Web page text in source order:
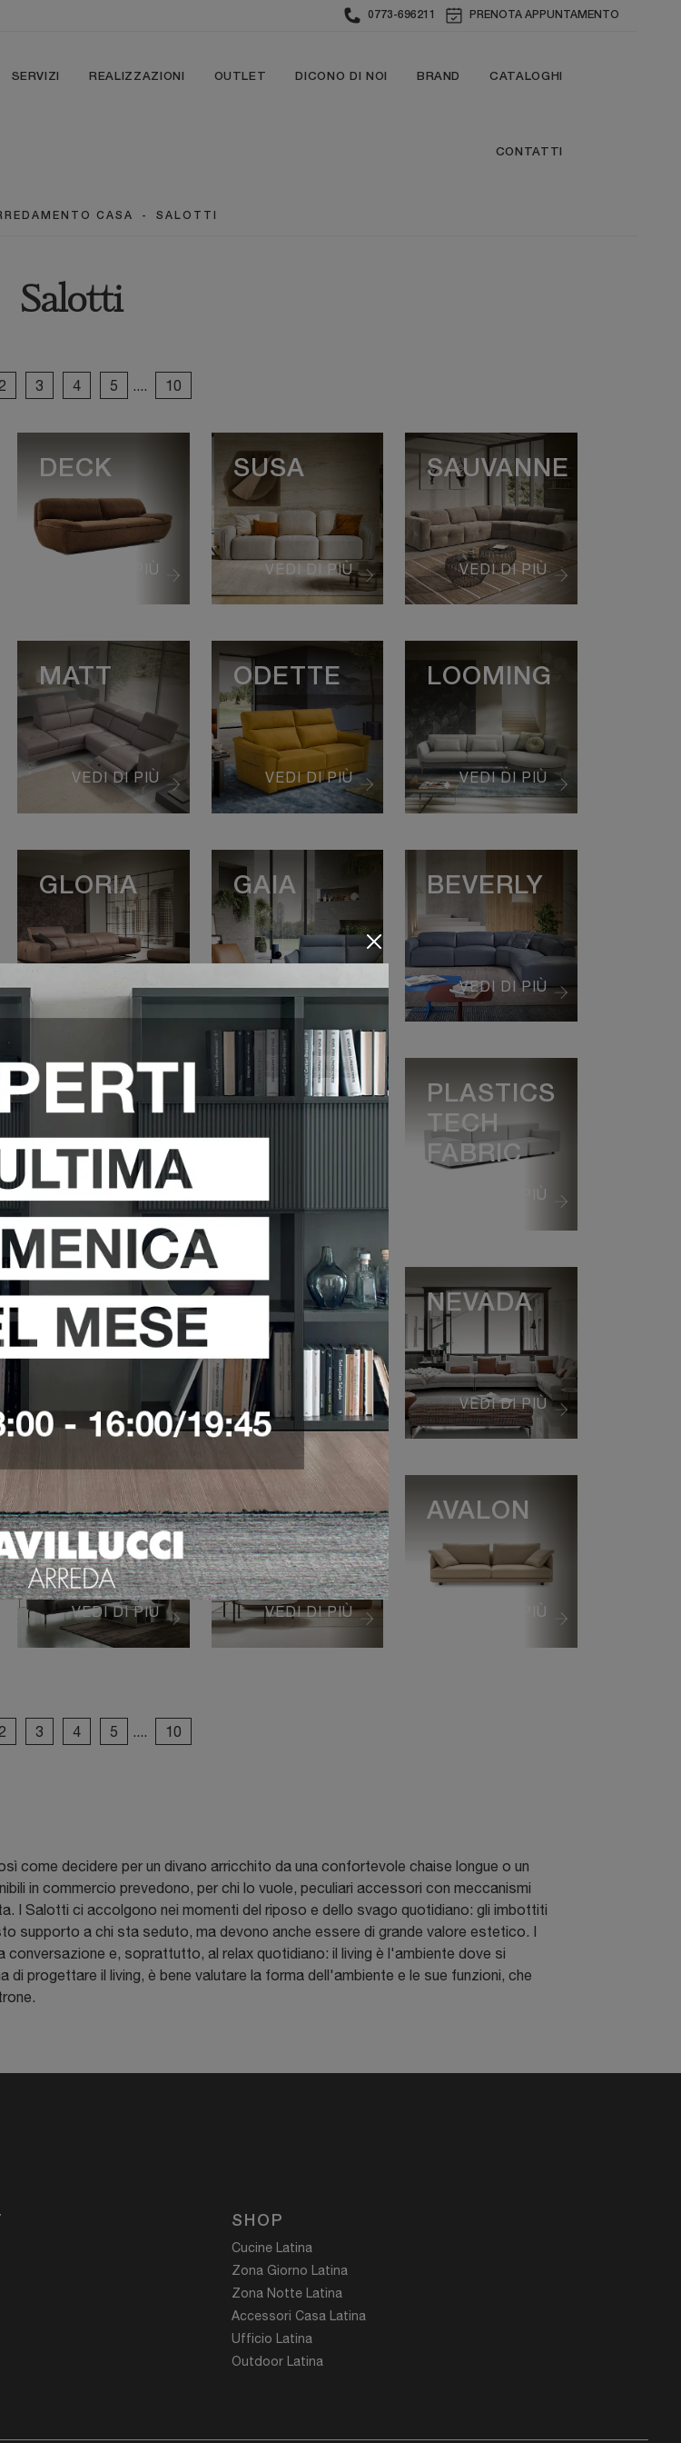
0773-696211 PRENOTA APPUNTAMENTO
SERVIZI REALIZZAZIONI OUTLET DICONO DI NOI BRAND CATALOGHI
CONTATTI
CASA - SALOTTI
Salotti
3 4 5 .... 10
VEDI DI PIÙ
DECK
VEDI DI PIÙ
SUSA
VEDI DI PIÙ
SAUVANNE
VEDI DI PIÙ
MATT
VEDI DI PIÙ
ODETTE
VEDI DI PIÙ
LOOMING
VEDI DI PIÙ
GLORIA
VEDI DI PIÙ
GAIA
VEDI DI PIÙ
BEVERLY
VEDI DI PIÙ
NOAH
OLIVER
VEDI DI PIÙ
PLASTICS
TECH
FABRIC
VEDI DI PIÙ
COPENAGHEN
VEDI DI PIÙ
LADIGUE
VEDI DI PIÙ
NEVADA
VEDI DI PIÙ
OSLO 2
VEDI DI PIÙ
SOBI
VEDI DI PIÙ
AVALON
3 4 5 .... 10
come decidere per un divano arricchito da una confortevole chaise longue o un
in commercio prevedono, per chi lo vuole, peculiari accessori con meccanismi
I Salotti ci accolgono nei momenti del riposo e dello svago quotidiano: gli imbottiti
supporto a chi sta seduto, ma devono anche essere di grande valore estetico. I
e, soprattutto, al relax quotidiano: il living è l'ambiente dove si
progettare il living, è bene valutare la forma dell'ambiente e le sue funzioni, che
SHOP
Cucine Latina
Zona Giorno Latina
Zona Notte Latina
Accessori Casa Latina
Ufficio Latina
Outdoor Latina